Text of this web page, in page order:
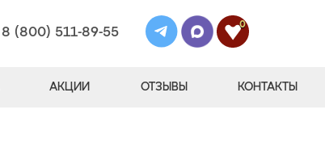
8 (800) 511-89-55
0
АКЦИИ ОТЗЫВЫ КОНТАКТЫ